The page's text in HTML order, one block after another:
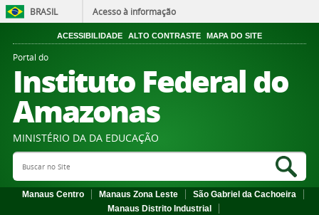
BRASIL Acesso à informação
ACESSIBILIDADE ALTO CONTRASTE MAPA DO SITE
Portal do
Instituto Federal do
Amazonas
MINISTÉRIO DA DA EDUCAÇÃO
Search Site
Manaus Centro Manaus Zona Leste
São Gabriel da Cachoeira
Manaus Distrito Industrial